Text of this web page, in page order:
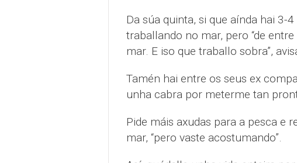
Da súa quinta, si que aínda hai 3-
traballando no mar, pero “de
mar. E iso que traballo sobra”,
Tamén hai entre os seus ex
unha cabra por meterme tan
Pide máis axudas para a pesca e
mar, “pero vaste acostumando”.